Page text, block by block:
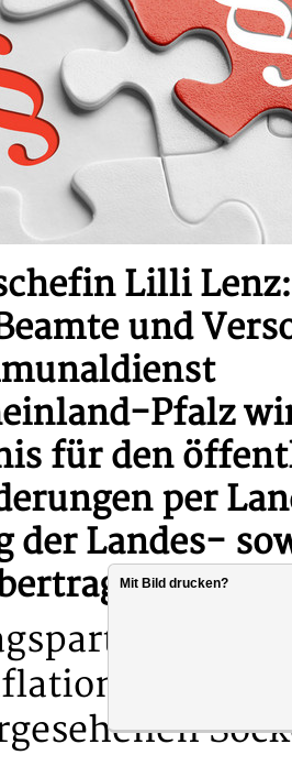
Lilli
und
Pfalz
für den
per
der Landes-
Mit Bild drucken?